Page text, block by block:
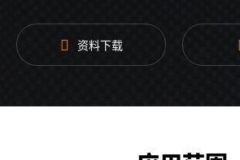
等离子输出端
ISO-K63/KF40
资料下载